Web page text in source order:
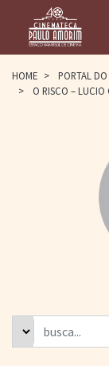
HOME
PAULO
>
> EQUIPE
>
>
ROMEU
> GRADE
> PREÇOS E
HOME >
PORTAL
>
O RISCO – LUCIO